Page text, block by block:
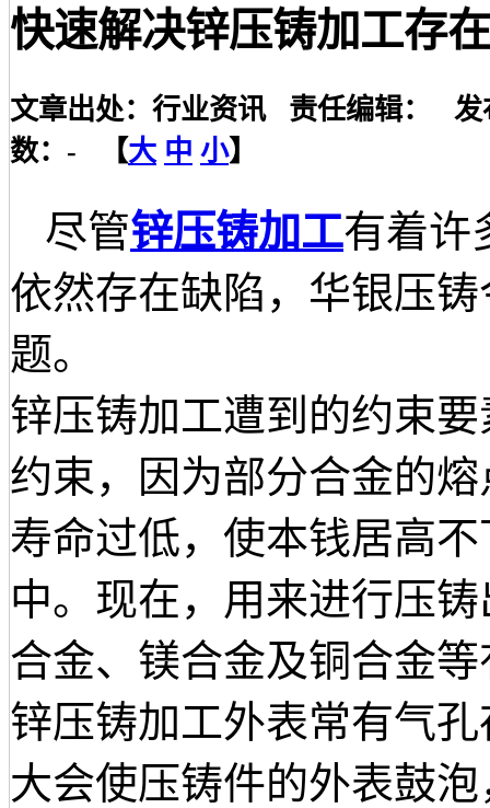
快速解决锌压铸加工存
文章出处：行业资讯 责任编辑： 发
数： - 【大 中 小】
尽管锌压铸加工有着许
依然存在缺陷，华银压
题。
锌压铸加工遭到的约束
约束，因为部分合金的
寿命过低，使本钱居高
中。现在，用来进行压
合金、镁合金及铜合金
锌压铸加工外表常有气
大会使压铸件的外表鼓